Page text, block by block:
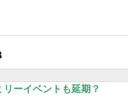
リーイベントも延期？